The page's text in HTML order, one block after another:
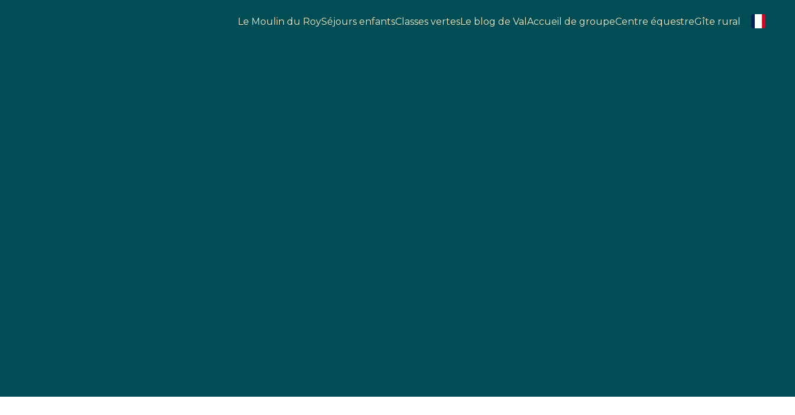
Le Moulin du RoySéjours enfantsClasses vertesLe blog de Val Accueil de groupeCentre équestreGîte rural